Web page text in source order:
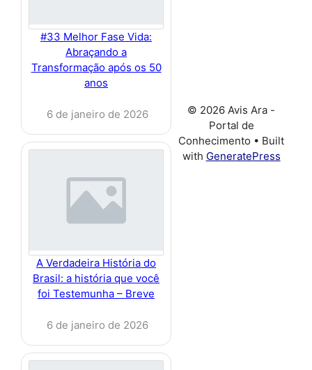
#33 Melhor Fase Vida:
Abraçando a
Transformação após os 50
anos
6 de janeiro de 2026
A Verdadeira História do
Brasil: a história que você
foi Testemunha – Breve
6 de janeiro de 2026
© 2026 Avis Ara -
Portal de
Conhecimento • Built
with GeneratePress